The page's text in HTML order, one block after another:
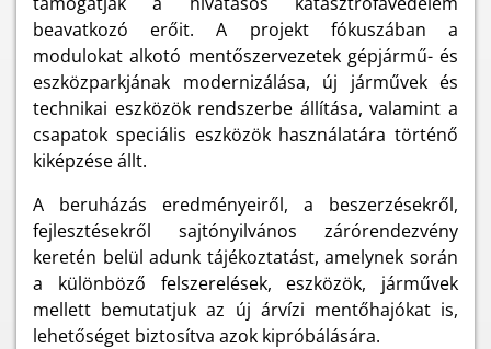
beavatkozó erőit. A projekt fókuszában a
modulokat alkotó mentőszervezetek gépjármű- és
eszközparkjának modernizálása, új járművek és
technikai eszközök rendszerbe állítása, valamint a
csapatok speciális eszközök használatára történő
kiképzése állt.
A beruházás eredményeiről, a beszerzésekről,
fejlesztésekről sajtónyilvános zárórendezvény
keretén belül adunk tájékoztatást, amelynek során
a különböző felszerelések, eszközök, járművek
mellett bemutatjuk az új árvízi mentőhajókat is,
lehetőséget biztosítva azok kipróbálására.